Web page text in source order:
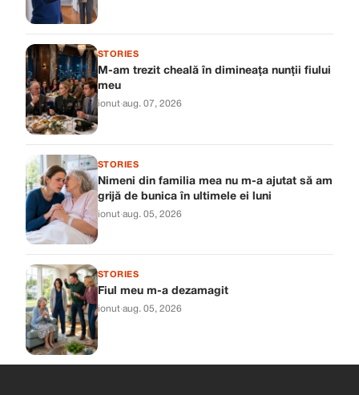
STORIES
M-am trezit cheală în dimineața nunții fiului
meu
ionut·aug. 07, 2026
STORIES
Nimeni din familia mea nu m-a ajutat să am
grijă de bunica în ultimele ei luni
ionut·aug. 05, 2026
STORIES
Fiul meu m-a dezamagit
ionut·aug. 05, 2026